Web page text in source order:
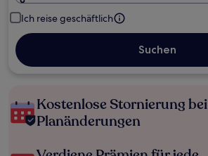
Ich reise geschäftlich
Suchen
Kostenlose Stornierung bei
Planänderungen